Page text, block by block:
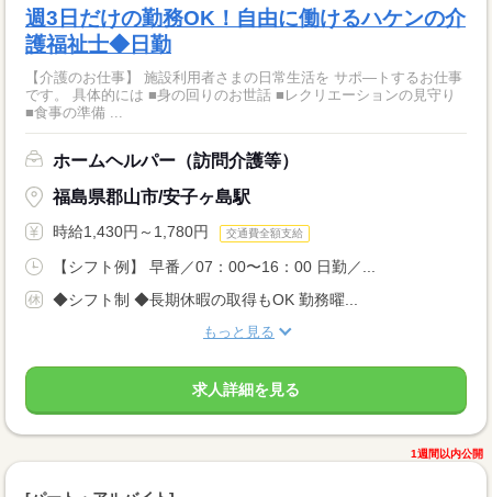
週3日だけの勤務OK！自由に働けるハケンの介
護福祉士◆日勤
【介護のお仕事】 施設利用者さまの日常生活を サポ―トするお仕事
です。 具体的には ■身の回りのお世話 ■レクリエーションの見守り
■食事の準備 ...
ホームヘルパー（訪問介護等）
福島県郡山市/安子ヶ島駅
時給1,430円～1,780円 交通費全額支給
【シフト例】 早番／07：00〜16：00 日勤／...
◆シフト制 ◆長期休暇の取得もOK 勤務曜...
もっと見る
求人詳細を見る
1週間以内公開